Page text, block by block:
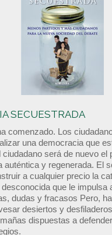
SECUESTRADA
comenzado. Los
una democracia que
será de nuevo el
auténtica y regenerada. El
a cualquier precio la
que le impulsa
dudas y fracasos Pero,
desiertos y
dispuestas a